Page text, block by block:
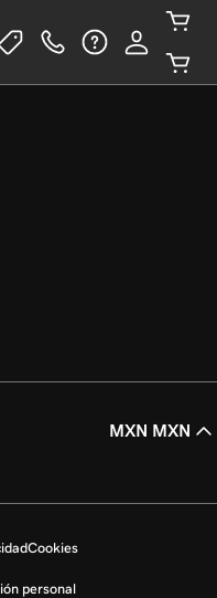
MXN MXN
Cookies
personal